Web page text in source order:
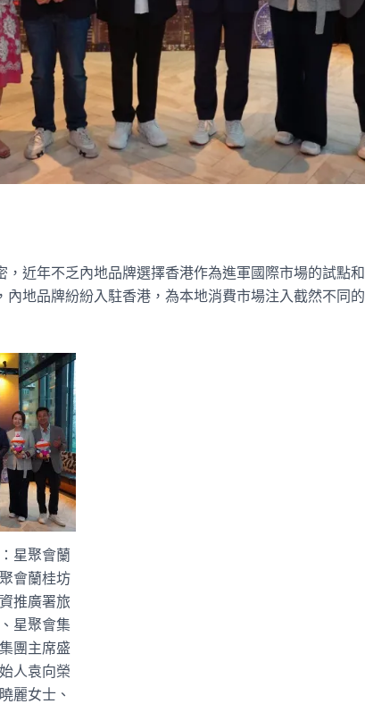
，近年不乏內地品牌選擇香港作為進軍國際市場的試點和
內地品牌紛紛入駐香港，為本地消費市場注入截然不同的
星聚會蘭
會蘭桂坊
推廣署旅
星聚會集
團主席盛
人袁向榮
麗女士、